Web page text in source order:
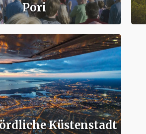
Pori
Küstenstadt